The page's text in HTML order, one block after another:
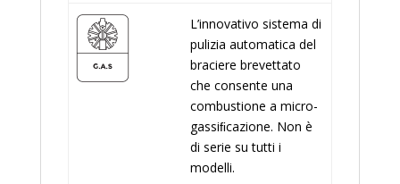
L’innovativo sistema di
pulizia automatica del
braciere brevettato
che consente una
combustione a micro-
gassiﬁcazione. Non è
di serie su tutti i
modelli.